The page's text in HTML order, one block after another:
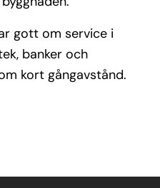
gott om service i
banker och
kort gångavstånd.